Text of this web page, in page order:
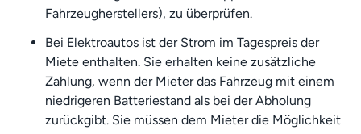
Fahrzeugherstellers), zu überprüfen.
Bei Elektroautos ist der Strom im Tagespreis der
Miete enthalten. Sie erhalten keine zusätzliche
Zahlung, wenn der Mieter das Fahrzeug mit einem
niedrigeren Batteriestand als bei der Abholung
zurückgibt. Sie müssen dem Mieter die Möglichkeit